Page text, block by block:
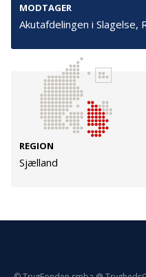
MODTAGER
Akutafdelingen i Slagelse,
REGION
Sjælland
Følg os
TryghedsGruppen
Facebook LinkedIn
TrygFonden